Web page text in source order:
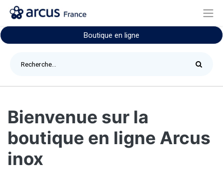
Boutique en ligne
Bienvenue sur la
boutique en ligne Arcus
inox